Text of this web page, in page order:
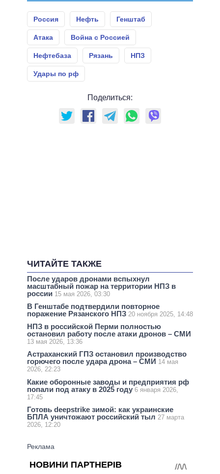
Россия Нефть Генштаб
Атака Война с Россией
Нефтебаза Рязань НПЗ
Удары по рф
Поделиться:
ЧИТАЙТЕ ТАКЖЕ
После ударов дронами вспыхнул
масштабный пожар на территории НПЗ в
россии 15 мая 2026, 03:30
В Генштабе подтвердили повторное
поражение Рязанского НПЗ 20 ноября 2025, 14:48
НПЗ в российской Перми полностью
остановил работу после атаки дронов – СМИ
13 мая 2026, 13:36
Астраханский ГПЗ остановил производство
горючего после удара дрона – СМИ 14 мая
2026, 22:23
Какие оборонные заводы и предприятия рф
попали под атаку в 2025 году 6 января 2026,
17:45
Готовь deepstrike зимой: как украинские
БПЛА уничтожают российский тыл 27 марта
2026, 12:20